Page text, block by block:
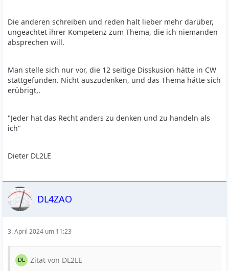
Die anderen schreiben und reden halt lieber mehr darüber,
ungeachtet ihrer Kompetenz zum Thema, die ich niemanden
absprechen will.
Man stelle sich nur vor, die 12 seitige Disskusion hätte in CW
stattgefunden. Nicht auszudenken, und das Thema hätte sich
erübrigt,.
"Jeder hat das Recht anders zu denken und zu handeln als
ich"
Dieter DL2LE
DL4ZAO
3. April 2024 um 11:23
Zitat von DL2LE